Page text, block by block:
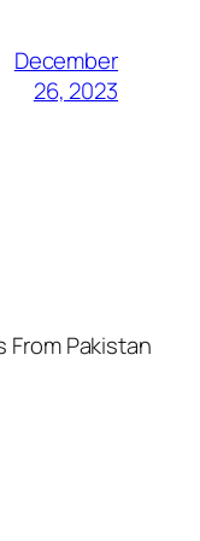
December
26, 2023
Pakistan